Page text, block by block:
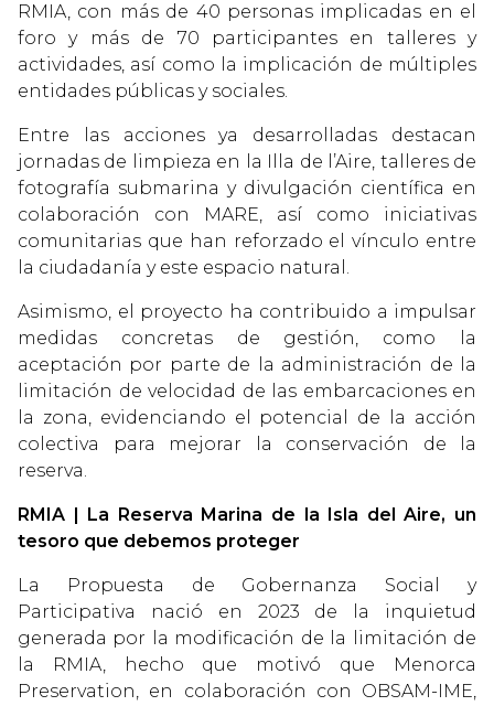
RMIA, con más de 40 personas implicadas en el
foro y más de 70 participantes en talleres y
actividades, así como la implicación de múltiples
entidades públicas y sociales.
Entre las acciones ya desarrolladas destacan
jornadas de limpieza en la Illa de l’Aire, talleres de
fotografía submarina y divulgación científica en
colaboración con MARE, así como iniciativas
comunitarias que han reforzado el vínculo entre
la ciudadanía y este espacio natural.
Asimismo, el proyecto ha contribuido a impulsar
medidas concretas de gestión, como la
aceptación por parte de la administración de la
limitación de velocidad de las embarcaciones en
la zona, evidenciando el potencial de la acción
colectiva para mejorar la conservación de la
reserva.
RMIA | La Reserva Marina de la Isla del Aire, un
tesoro que debemos proteger
La Propuesta de Gobernanza Social y
Participativa nació en 2023 de la inquietud
generada por la modificación de la limitación de
la RMIA, hecho que motivó que Menorca
Preservation, en colaboración con OBSAM-IME,